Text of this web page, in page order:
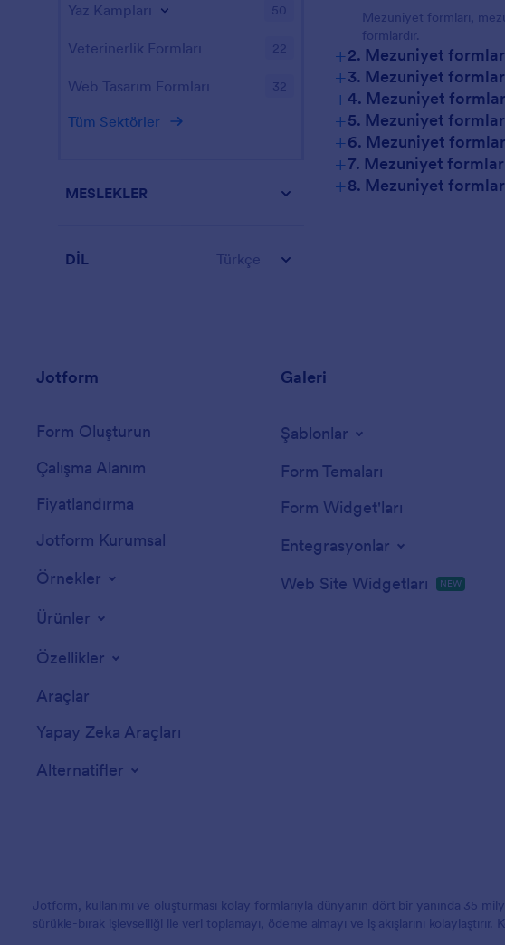
Mezuniyet formları,
formlardır.
+2. Mezuniyet
+3. Mezuniyet
+4. Mezuniyet
+5. Mezuniyet
+6. Mezuniyet
+7. Mezuniyet
+8. Mezuniyet
Yaz Kampları 50
Veterinerlik Formları 22
Web Tasarım Formları 32
Tüm Sektörler
MESLEKLER
DİL Türkçe
Jotform
Form Oluşturun
Çalışma Alanım
Fiyatlandırma
Jotform Kurumsal
Örnekler
Ürünler
Özellikler
Araçlar
Yapay Zeka Araçları
Alternatifler
Galeri
Şablonlar
Form Temaları
Form Widget'ları
Entegrasyonlar
Web Site Widgetları
NEW
Jotform, kullanımı ve oluşturması kolay formlarıyla dünyanın dört bir yanında 35
sürükle-bırak işlevselliği ile veri toplamayı, ödeme almayı ve iş akışlarını